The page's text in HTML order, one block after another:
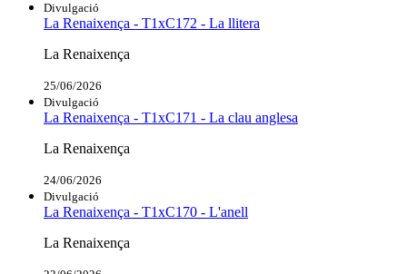
Divulgació
La Renaixença - T1xC172 - La llitera
La Renaixença
25/06/2026
Divulgació
La Renaixença - T1xC171 - La clau anglesa
La Renaixença
24/06/2026
Divulgació
La Renaixença - T1xC170 - L'anell
La Renaixença